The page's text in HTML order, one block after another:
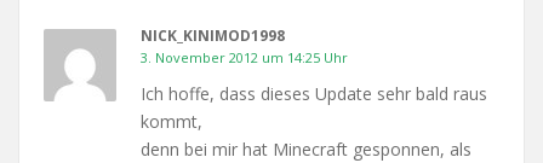
NICK_KINIMOD1998
3. November 2012 um 14:25 Uhr
Ich hoffe, dass dieses Update sehr bald raus
kommt,
denn bei mir hat Minecraft gesponnen, als